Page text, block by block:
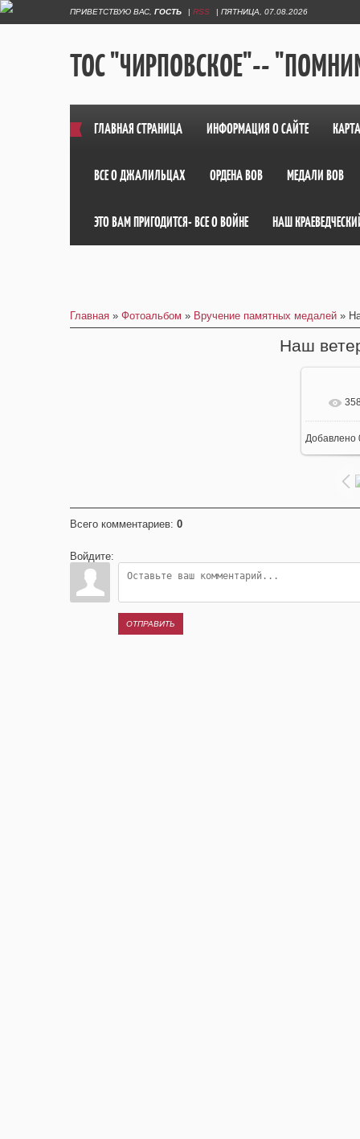
ПРИВЕТСТВУЮ ВАС ГОСТЬ | RSS | ПЯТНИЦА, 07.08.2026
ТОС "ЧИРПОВСКОЕ"--
ГЛАВНАЯ СТРАНИЦА ИНФОРМАЦИЯ О САЙТЕ
ВСЕ О ДЖАЛИЛЬЦАХ ОРДЕНА ВОВ МЕДАЛИ ВОВ
ЭТО ВАМ ПРИГОДИТСЯ- ВСЕ О ВОЙНЕ НАШ
Главная » Фотоальбом » Вручение памятных медалей »
Наш
В
Добавлено
Всего комментариев: 0
Войдите:
ОТПРАВИТЬ